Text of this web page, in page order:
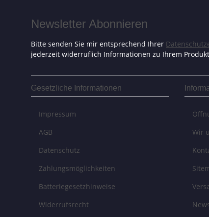
Newsletter Abonnieren
Bitte senden Sie mir entsprechend Ihrer
jederzeit widerruflich Informationen zu Ihrem
Gesetzliche Informationen
Impressum
AGB
Datenschutz
Zahlungsmöglichkeiten
Batteriegesetzhinweise
Widerrufsrecht
Wir